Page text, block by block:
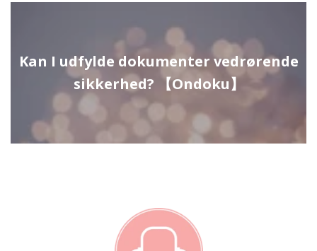
Kan I udfylde dokumenter vedrørende
sikkerhed? 【Ondoku】